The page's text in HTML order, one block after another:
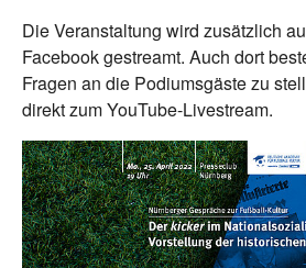
Die Veranstaltung wird zusätzlich
Facebook gestreamt. Auch dort
Fragen an die Podiumsgäste zu
direkt zum YouTube-Livestream.